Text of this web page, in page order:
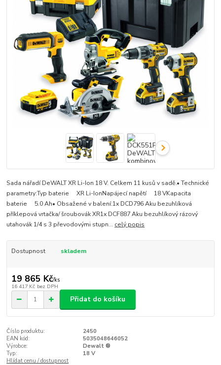
Sada nářadí DeWALT XR Li-Ion 18 V. Celkem 11 kusů v sadě.• Technické
parametry:Typ baterie XR Li-IonNapájecí napětí 18 VKapacita
baterie 5.0 Ah• Obsažené v balení:1x DCD796 Aku bezuhlíková
příklepová vrtačka/ šroubovák XR1x DCF887 Aku bezuhlíkový rázový
utahovák 1/4 s 3 převodovými stupn... celý popis
Dostupnost skladem
19 865 Kč/ks
16 417 Kč bez DPH
Přidat do košíku
Číslo produktu:
2450
EAN kód:
5035048646052
Výrobce:
Dewalt ®
Typ:
18 V
Hlídat cenu / dostupnost